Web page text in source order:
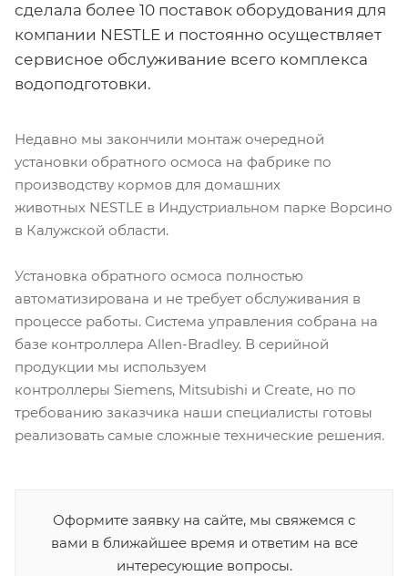
сделала более 10 поставок оборудования для
компании NESTLE и постоянно осуществляет
сервисное обслуживание всего комплекса
водоподготовки.
Недавно мы закончили монтаж очередной
установки обратного осмоса на фабрике по
производству кормов для домашних
животных NESTLE в Индустриальном парке Ворсино
в Калужской области.
Установка обратного осмоса полностью
автоматизирована и не требует обслуживания в
процессе работы. Система управления собрана на
базе контроллера Allen-Bradley. В серийной
продукции мы используем
контроллеры Siemens, Mitsubishi и Create, но по
требованию заказчика наши специалисты готовы
реализовать самые сложные технические решения.
Оформите заявку на сайте, мы свяжемся с
вами в ближайшее время и ответим на все
интересующие вопросы.